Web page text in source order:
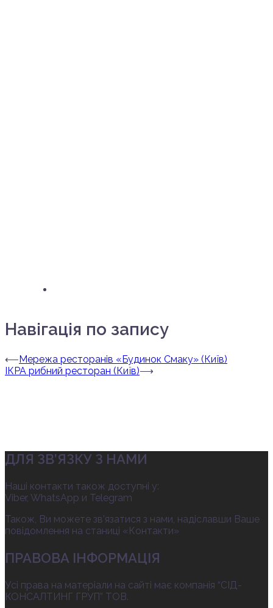
Навігація по запису
⟵Мережа ресторанів «Будинок Смаку» (Київ)
ІКРА рибний ресторан (Київ)⟶
ДЛЯ ЗВ’ЯЗКУ З НАМИ
Наші контакти також доступні у:
Viber, WhatsApp и Telegram
Також, Ви можете зв’язатися з нами, надіславши Ваше
повідомлення на станиці «Контакти»
ПРАВОВА ІНФОРМАЦІЯ
Усі права на матеріали на сайті має компанія “СІД-
КОНСАЛТИНГ ГРУП” ТОВ.